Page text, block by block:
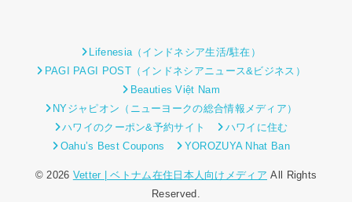
Lifenesia（インドネシア生活/駐在）
PAGI PAGI POST（インドネシアニュース&ビジネス）
Beauties Việt Nam
NYジャピオン（ニューヨークの総合情報メディア）
ハワイのクーポン&予約サイト
ハワイに住む
Oahu’s Best Coupons
YOROZUYA Nhat Ban
© 2026 Vetter | ベトナム在住日本人向けメディア All Rights
Reserved.